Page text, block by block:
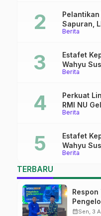
Berita
Pelantikan
Sapuran,
Tekankan
Berita
Estafet
Wahyu
Ma’arif
Berita
Perkuat
RMI NU
Pati
Berita
Estafet
Wahyu
Ma’arif
TERBARU
Respon
calendar_monthSen, 3